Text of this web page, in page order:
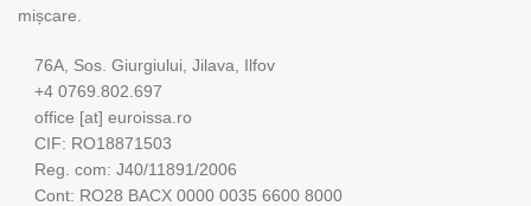
mișcare.
76A, Sos. Giurgiului, Jilava, Ilfov
+4 0769.802.697
office [at] euroissa.ro
CIF: RO18871503
Reg. com: J40/11891/2006
Cont: RO28 BACX 0000 0035 6600 8000